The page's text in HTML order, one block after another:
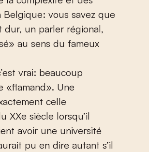
vous savez que
un parler régional,
au sens du fameux
vrai: beaucoup
«flamand». Une
celle
XXe siècle lorsqu’il
avoir une université
pu en dire autant s’il